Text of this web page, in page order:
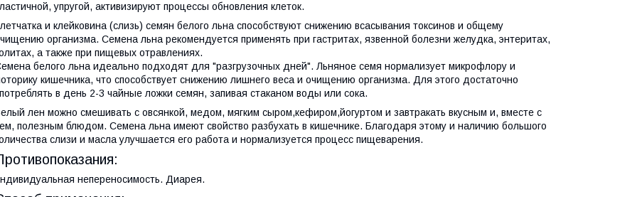
упругой, активизируют процессы обновления клеток.
и клейковина (слизь) семян белого льна способствуют снижению всасывания токсинов и общему
организма. Семена льна рекомендуется применять при гастритах, язвенной болезни желудка, энтеритах,
а также при пищевых отравлениях.
белого льна идеально подходят для "разгрузочных дней". Льняное семя нормализует микрофлору и
кишечника, что способствует снижению лишнего веса и очищению организма. Для этого достаточно
в день 2-3 чайные ложки семян, запивая стаканом воды или сока.
лен можно смешивать с овсянкой, медом, мягким сыром,кефиром,йогуртом и завтракать вкусным и, вместе с
полезным блюдом. Семена льна имеют свойство разбухать в кишечнике. Благодаря этому и наличию большого
слизи и масла улучшается его работа и нормализуется процесс пищеварения.
непереносимость. Диарея.